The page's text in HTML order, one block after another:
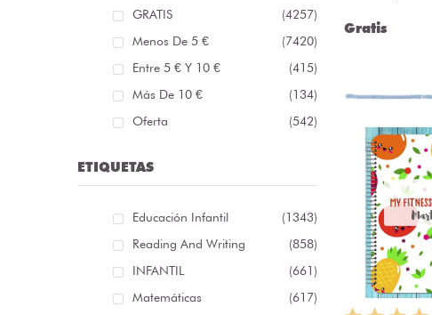
GRATIS
(4257)
Menos De 5 €
(7420)
Entre 5 € Y 10 €
(415)
Más De 10 €
(134)
Oferta
(542)
ETIQUETAS
Educación Infantil
(1343)
Reading And Writing
(858)
INFANTIL
(661)
Matemáticas
(617)
Gratis